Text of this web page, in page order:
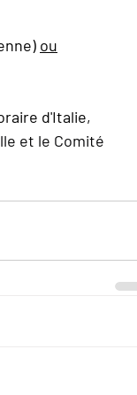
ou
d'Italie,
et le Comité